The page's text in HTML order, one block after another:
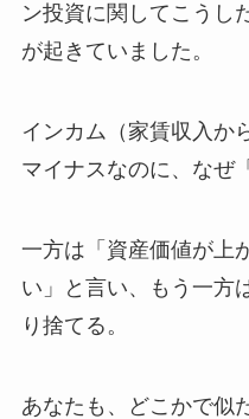
ン投資に関してこうし
が起きていました。
インカム（家賃収入か
マイナスなのに、なぜ
一方は「資産価値が上
い」と言い、もう一方
り捨てる。
あなたも、どこかで似